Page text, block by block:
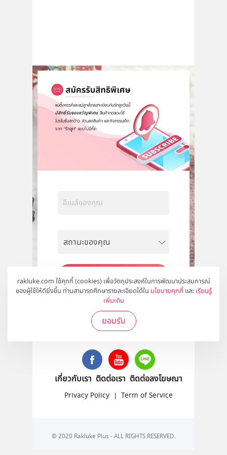
rakluke.com ใช้คุกกี้ (cookies) เพื่อวัตถุประสงค์ในการพัฒนาประสบการณ์
ของผู้ใช้ให้ดียิ่งขึ้น ท่านสามารถศึกษารายละเอียดได้ใน นโยบายคุกกี้ และ เรียนรู้
เพิ่มเติม
ยอมรับ
สมัคร
ติดตามเราได้ที่
เกี่ยวกับเรา ติดต่อเรา ติดต่อลงโฆษณา
Privacy Policy | Term of Service
© 2020 Rakluke Plus - ALL RIGHTS RESERVED.